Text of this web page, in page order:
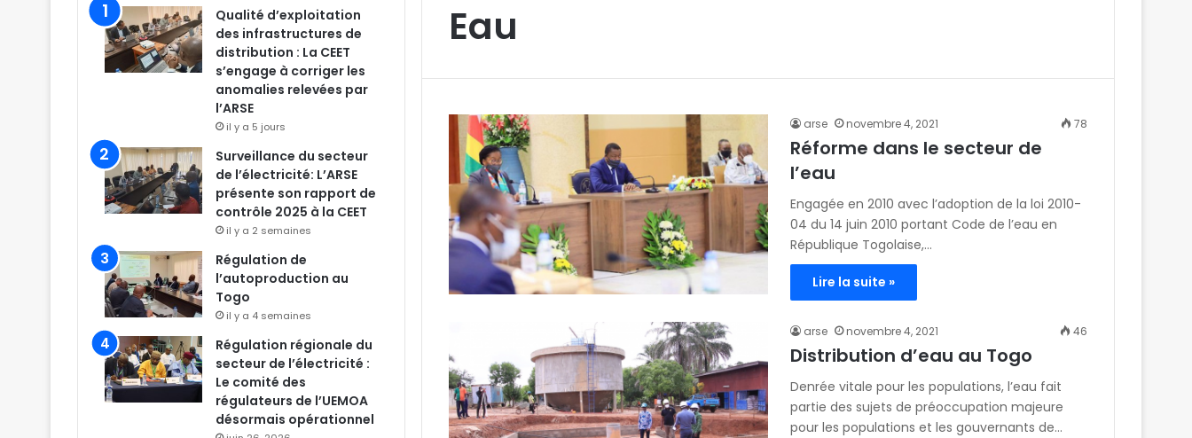
Eau
arse novembre 4, 2021 78
Réforme dans le secteur de
l’eau
Engagée en 2010 avec l’adoption de la loi 2010-
04 du 14 juin 2010 portant Code de l’eau en
République Togolaise,…
Lire la suite »
arse novembre 4, 2021 46
Distribution d’eau au Togo
Denrée vitale pour les populations, l’eau fait
partie des sujets de préoccupation majeure
pour les populations et les gouvernants de…
Qualité d’exploitation
des infrastructures de
distribution : La CEET
s’engage à corriger les
anomalies relevées par
l’ARSE
il y a 5 jours
Surveillance du secteur
de l’électricité: L’ARSE
présente son rapport de
contrôle 2025 à la CEET
il y a 2 semaines
Régulation de
l’autoproduction au
Togo
il y a 4 semaines
Régulation régionale du
secteur de l’électricité :
Le comité des
régulateurs de l’UEMOA
désormais opérationnel